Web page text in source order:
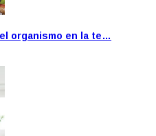
organismo en la te…